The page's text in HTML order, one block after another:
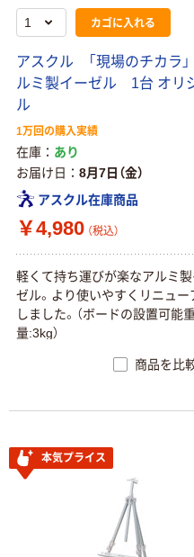
カゴに入れる
アスクル 「現場のチカラ
ルミ製イーゼル 1台 オリ
ル
1万回の購入実績
在庫
あり
お届け日
8月7日（金）
アスクル在庫商品
￥4,980 （税込）
軽くて持ち運びが楽なアルミ
ゼル。より使いやすくリニュー
しました。（ボードの設置可能
量:3kg）
商品を比
本気プライス